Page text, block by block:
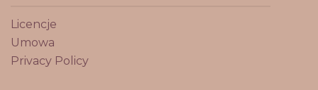
Licencje
Umowa
Privacy Policy